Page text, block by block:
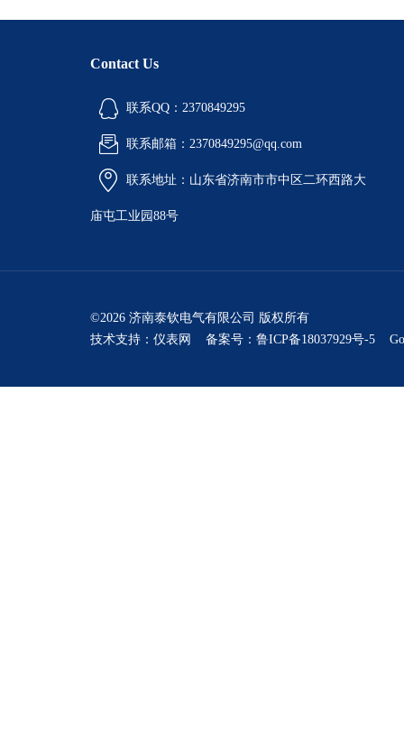
Contact Us
联系QQ：2370849295
联系邮箱：2370849295@qq.com
联系地址：山东省济南市市中区二环西路大
庙屯工业园88号
©2026 济南泰钦电气有限公司 版权所有
技术支持： 仪表网 备案号：鲁ICP备18037929号-5